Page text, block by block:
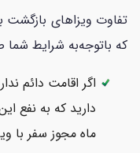
تفاوت ویزاهای بازگشت
که باتوجه‌به شرایط
اگر اقامت دائم
ماه مجوز سفر با